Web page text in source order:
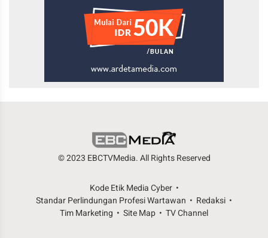
© 2023 EBCTVMedia. All Rights Reserved
Kode Etik Media Cyber
Standar Perlindungan Profesi Wartawan
Redaksi
Tim Marketing
Site Map TV Channel